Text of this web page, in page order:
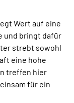
Wert auf eine
und bringt dafür
strebt sowohl
eine hohe
treffen hier
für ein